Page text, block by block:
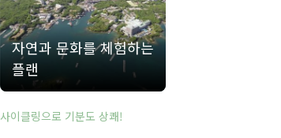
자연과 문화를 체험하는
플랜
사이클링으로 기분도 상쾌!